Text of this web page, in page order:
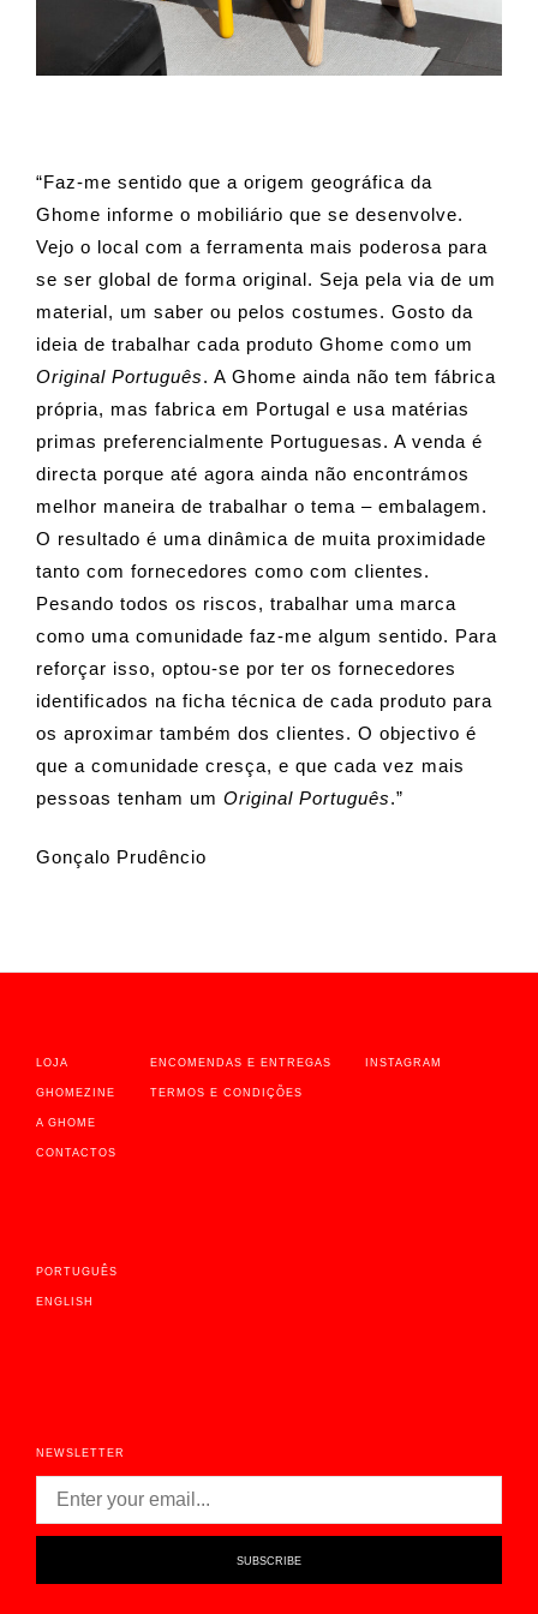
“Faz-me sentido que a origem geográfica da
Ghome informe o mobiliário que se desenvolve.
Vejo o local com a ferramenta mais poderosa para
se ser global de forma original. Seja pela via de um
material, um saber ou pelos costumes. Gosto da
ideia de trabalhar cada produto Ghome como um
Original Português. A Ghome ainda não tem fábrica
própria, mas fabrica em Portugal e usa matérias
primas preferencialmente Portuguesas. A venda é
directa porque até agora ainda não encontrámos
melhor maneira de trabalhar o tema – embalagem.
O resultado é uma dinâmica de muita proximidade
tanto com fornecedores como com clientes.
Pesando todos os riscos, trabalhar uma marca
como uma comunidade faz-me algum sentido. Para
reforçar isso, optou-se por ter os fornecedores
identificados na ficha técnica de cada produto para
os aproximar também dos clientes. O objectivo é
que a comunidade cresça, e que cada vez mais
pessoas tenham um Original Português.”
Gonçalo Prudêncio
LOJA
GHOMEZINE
A GHOME
CONTACTOS
ENCOMENDAS E ENTREGAS
TERMOS E CONDIÇÕES
INSTAGRAM
PORTUGUÊS
ENGLISH
NEWSLETTER